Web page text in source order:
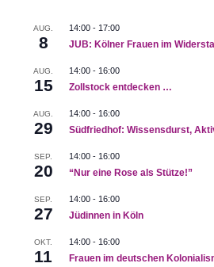
AUG.
8
14:00- 17:00
JUB: Kölner Frauen im
AUG.
15
14:00- 16:00
Zollstock entdecken …
AUG.
29
14:00- 16:00
Südfriedhof: Wissensdurst,
SEP.
20
14:00- 16:00
“Nur eine Rose als Stütze!”
SEP.
27
14:00- 16:00
Jüdinnen in Köln
OKT.
11
14:00- 16:00
Frauen im deutschen